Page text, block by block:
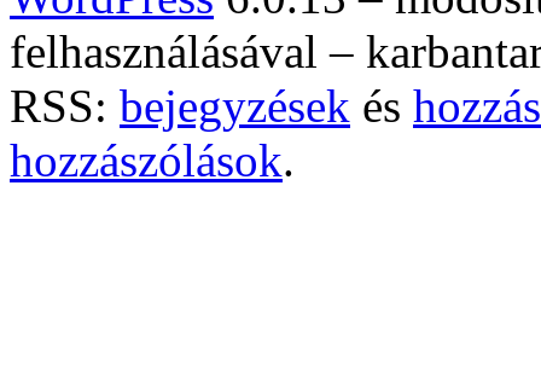
felhasználásával –
RSS: bejegyzések és
hozzászólások.